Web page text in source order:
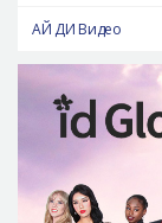
АЙ ДИ Видео